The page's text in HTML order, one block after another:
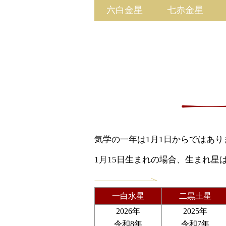
六白金星 七赤金星
気学の一年は1月1日からではあ
1月15日生まれの場合、生まれ星
一白水星
二黒土星
2026年
令和8年
2025年
令和7年